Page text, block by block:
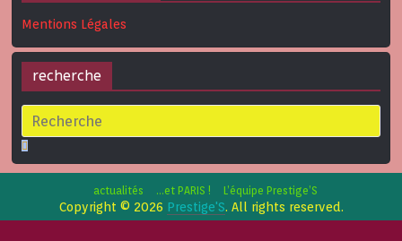
Mentions Légales
recherche
actualités …et PARIS ! L’équipe Prestige’S
Copyright © 2026 Prestige'S. All rights reserved.